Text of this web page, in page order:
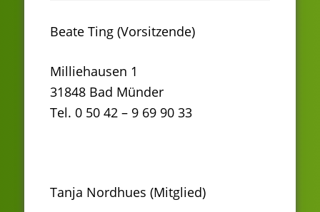
Beate Ting (Vorsitzende)
Milliehausen 1
31848 Bad Münder
Tel. 0 50 42 – 9 69 90 33
Tanja Nordhues (Mitglied)